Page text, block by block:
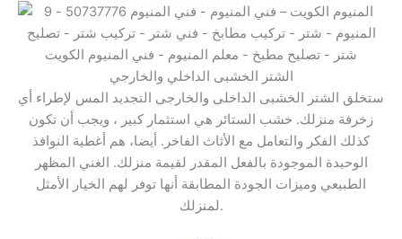
الشتر الخشبى الداخلي والخارجي
ستخلق الشتر الخشبى الداخلى والخارجى التجديد المس لإطراء أي
زخرفة منزلك. خشب الستائر هي استثمار كبير ، ويجب أن تكون
كذلك الفكر والتعامل مع الأثاث الفاخر. أيضا، هم أغطية النوافذ
الوحيدة الموجودة بالفعل المقدر لقيمة منزلك. الغني المظهر
الطبيعي وميزات الجودة المطابقة أنها توفر لهم الخيار الأمثل
لمنزلك.